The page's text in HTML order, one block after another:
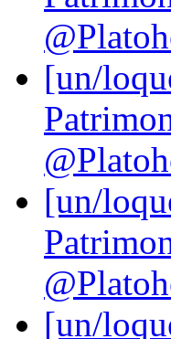
[un/
[un/
[un/